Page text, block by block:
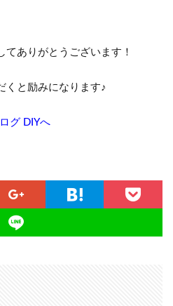
ありがとうございます！
くと励みになります♪